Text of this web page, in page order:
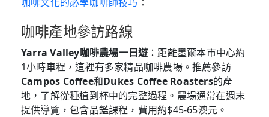
咖啡產地參訪路線
Yarra Valley咖啡農場一日遊：距離墨爾本市中心約
1小時車程，這裡有多家精品咖啡農場。推薦參訪
Campos Coffee和Dukes Coffee Roasters的產
地，了解從種植到杯中的完整過程。農場通常在週末
提供導覽，包含品鑑課程，費用約$45-65澳元。